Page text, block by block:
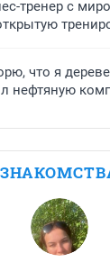
тренер с
что я
нефтяную